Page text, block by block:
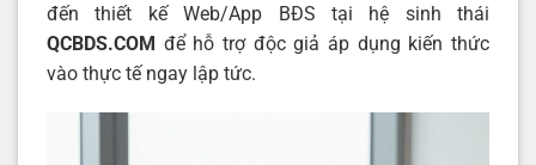
đến thiết kế Web/App BĐS tại hệ sinh thái
QCBDS.COM để hỗ trợ độc giả áp dụng kiến thức
vào thực tế ngay lập tức.